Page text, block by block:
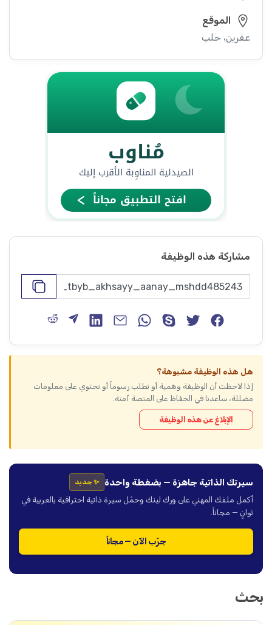
الموقع
عفرين، حلب
مشاركة هذه الوظيفة
هل هذه الوظيفة مشبوهة؟
إذا لاحظت أن الوظيفة وهمية أو تطلب رسوماً أو تحتوي على معلومات
مضللة، ساعدنا في الحفاظ على المنصة آمنة.
الإبلاغ عن هذه الوظيفة
سيرتك الذاتية جاهزة — بضغطة واحدة ✨ جديد
أكمل ملفك المهني على ورك لينك وحمّل سيرة ذاتية احترافية بالعربية في
ثوانٍ — مجاناً.
جرّب الآن — مجاناً
بحث